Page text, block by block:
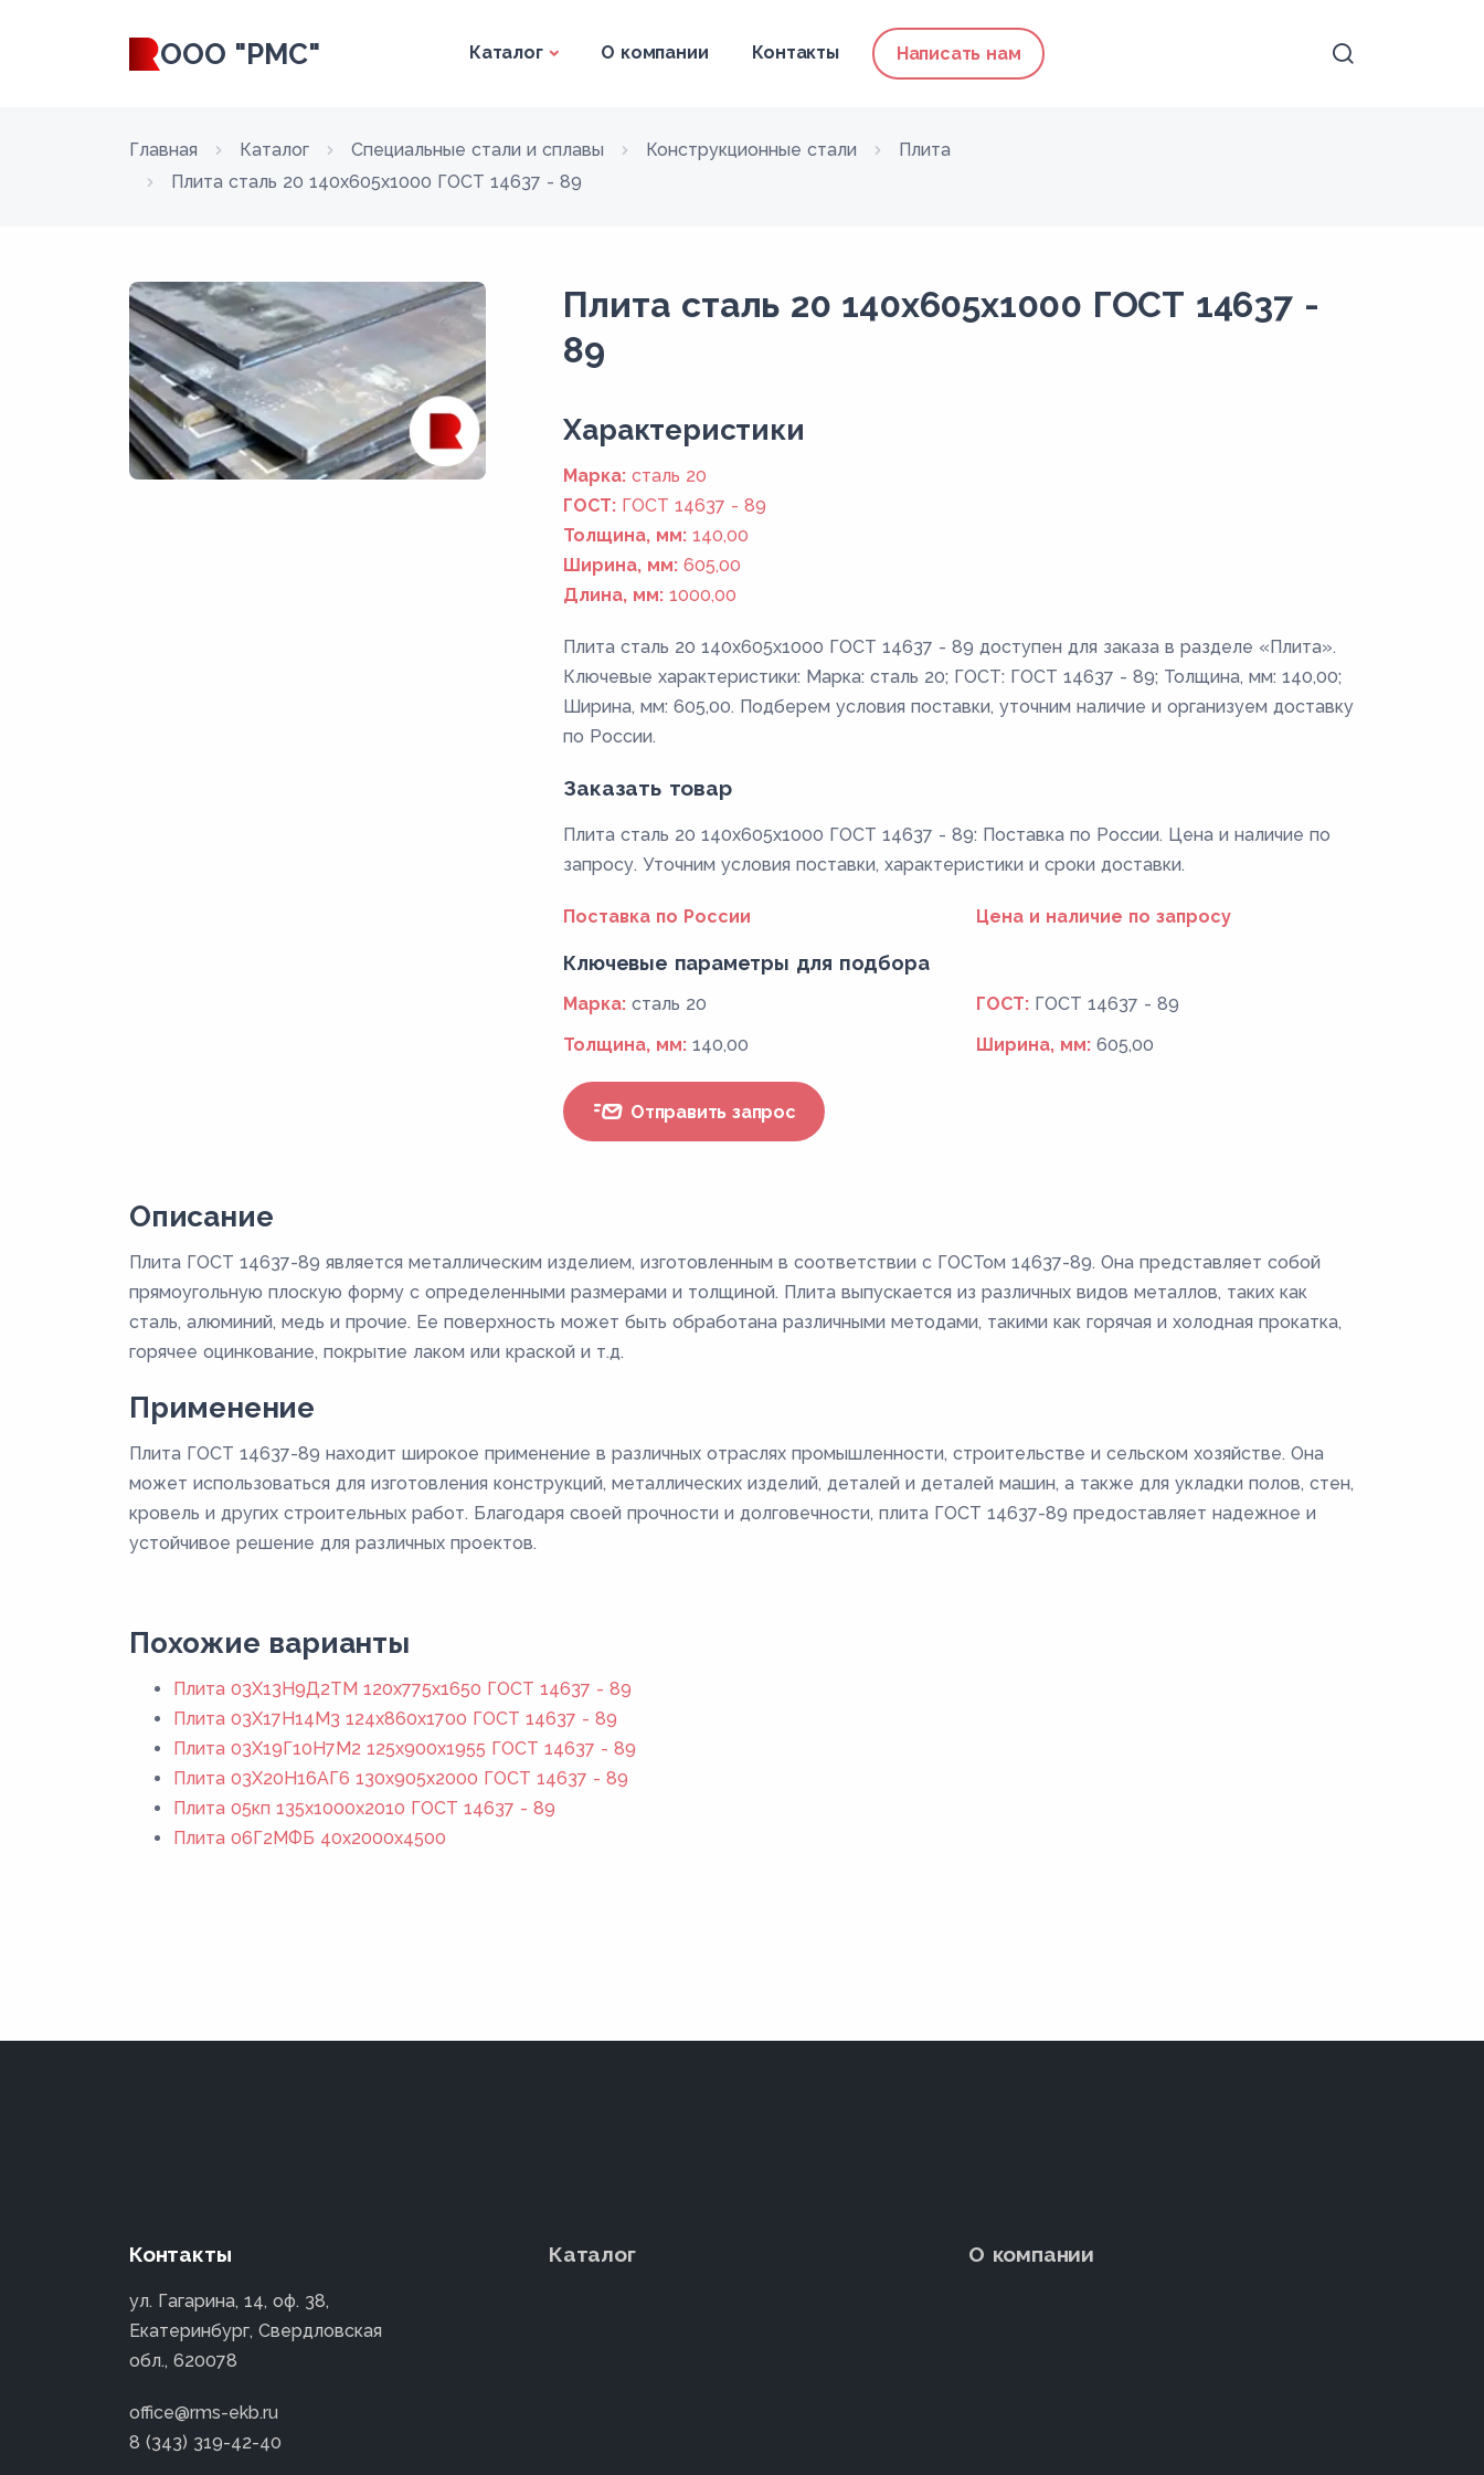
ООО "РМС" Каталог О компании Контакты Написать нам
Главная Каталог Специальные стали и сплавы Конструкционные стали
Плита
Плита сталь 20 140x605x1000 ГОСТ 14637 - 89
Плита сталь 20 140x605x1000 ГОСТ 14637 -
89
Xарактеристики
Марка: сталь 20
ГОСТ: ГОСТ 14637 - 89
Толщина, мм: 140,00
Ширина, мм: 605,00
Длина, мм: 1000,00
Плита сталь 20 140x605x1000 ГОСТ 14637 - 89 доступен для заказа в разделе «Плита».
Ключевые характеристики: Марка: сталь 20; ГОСТ: ГОСТ 14637 - 89; Толщина, мм: 140,00;
Ширина, мм: 605,00. Подберем условия поставки, уточним наличие и организуем доставку
по России.
Заказать товар
Плита сталь 20 140x605x1000 ГОСТ 14637 - 89: Поставка по России. Цена и наличие по
запросу. Уточним условия поставки, характеристики и сроки доставки.
Поставка по России Цена и наличие по запросу
Ключевые параметры для подбора
Марка: сталь 20 ГОСТ: ГОСТ 14637 - 89
Толщина, мм: 140,00 Ширина, мм: 605,00
Отправить запрос
Описание
Плита ГОСТ 14637-89 является металлическим изделием, изготовленным в соответствии с ГОСТом 14637-89. Она представляет собой
прямоугольную плоскую форму с определенными размерами и толщиной. Плита выпускается из различных видов металлов, таких как
сталь, алюминий, медь и прочие. Ее поверхность может быть обработана различными методами, такими как горячая и холодная прокатка,
горячее оцинкование, покрытие лаком или краской и т.д.
Применение
Плита ГОСТ 14637-89 находит широкое применение в различных отраслях промышленности, строительстве и сельском хозяйстве. Она
может использоваться для изготовления конструкций, металлических изделий, деталей и деталей машин, а также для укладки полов, стен,
кровель и других строительных работ. Благодаря своей прочности и долговечности, плита ГОСТ 14637-89 предоставляет надежное и
устойчивое решение для различных проектов.
Похожие варианты
Плита 03Х13Н9Д2ТМ 120x775x1650 ГОСТ 14637 - 89
Плита 03Х17Н14М3 124x860x1700 ГОСТ 14637 - 89
Плита 03Х19Г10Н7М2 125x900x1955 ГОСТ 14637 - 89
Плита 03Х20Н16АГ6 130x905x2000 ГОСТ 14637 - 89
Плита 05кп 135x1000x2010 ГОСТ 14637 - 89
Плита 06Г2МФБ 40x2000x4500
Контакты
ул. Гагарина, 14, оф. 38,
Екатеринбург, Свердловская
обл., 620078
office@rms-ekb.ru
8 (343) 319-42-40
Каталог О компании